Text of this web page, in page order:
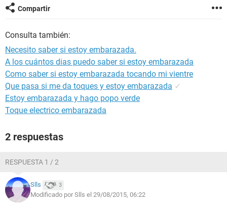
empezó a rosar, pero no penetro. Por favor ayúdenme :(
Compartir
Consulta también:
Necesito saber si estoy embarazada.
A los cuántos dias puedo saber si estoy embarazada
Como saber si estoy embarazada tocando mi vientre
Que pasa si me da toques y estoy embarazada ✓
Estoy embarazada y hago popo verde
Toque electrico embarazada
2 respuestas
RESPUESTA 1 / 2
Slls 3
Modificado por Slls el 29/08/2015, 06:22